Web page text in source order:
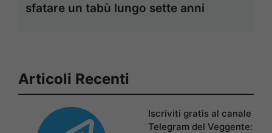
sfatare un tabù lungo sette anni
Articoli Recenti
Iscriviti gratis al canale
Telegram del Veggente: